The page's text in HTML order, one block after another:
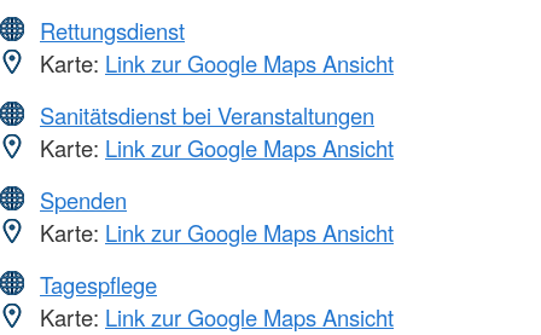
Rettungsdienst
Karte: Link zur Google Maps Ansicht
Sanitätsdienst bei Veranstaltungen
Karte: Link zur Google Maps Ansicht
Spenden
Karte: Link zur Google Maps Ansicht
Tagespflege
Karte: Link zur Google Maps Ansicht